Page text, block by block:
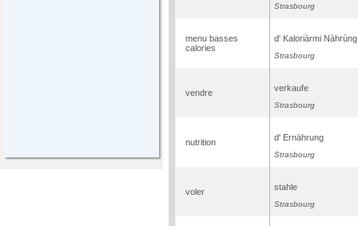
Strasbourg
menu basses
calories
d' Kaloriàrmi Nàhrùng
Strasbourg
vendre verkaufe
Strasbourg
nutrition d' Ernährung
Strasbourg
voler stahle
Strasbourg